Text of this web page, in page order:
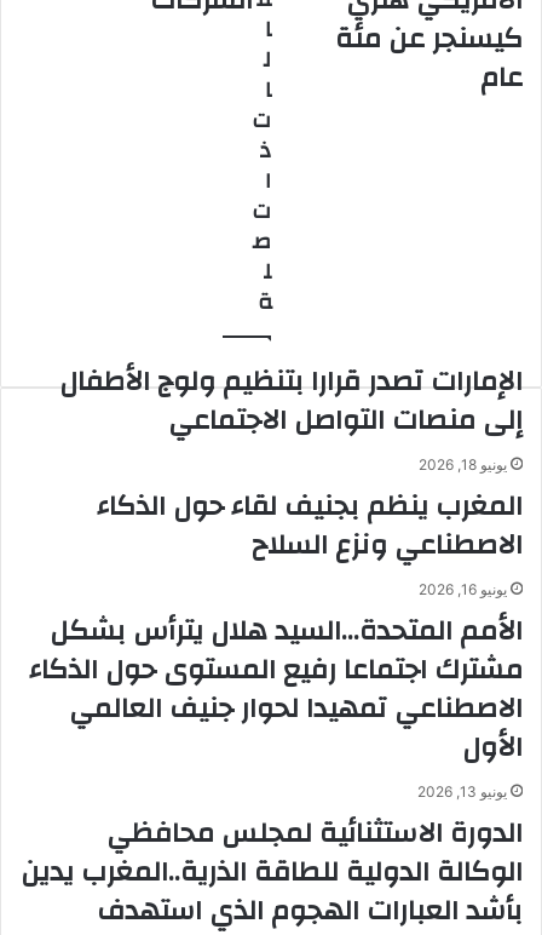
كيسنجر
عن
مئة
كيسنجر عن مئة
عام
ا
ل
ا
ت
ذ
ا
ت
ص
ل
ة
الإمارات تصدر قرارا بتنظيم ولوج الأطفال
إلى منصات التواصل الاجتماعي
يونيو 18, 2026
المغرب ينظم بجنيف لقاء حول الذكاء
الاصطناعي ونزع السلاح
يونيو 16, 2026
الأمم المتحدة…السيد هلال يترأس بشكل
مشترك اجتماعا رفيع المستوى حول الذكاء
الاصطناعي تمهيدا لحوار جنيف العالمي
الأول
يونيو 13, 2026
الدورة الاستثنائية لمجلس محافظي
الوكالة الدولية للطاقة الذرية..المغرب يدين
بأشد العبارات الهجوم الذي استهدف